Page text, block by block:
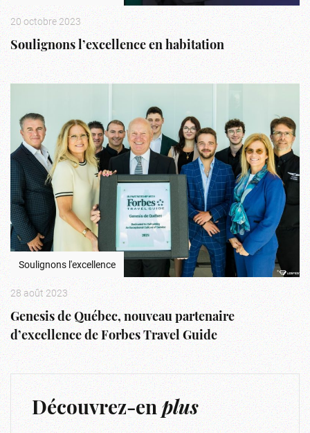
20 octobre 2023
Soulignons l’excellence en habitation
Soulignons l'excellence
28 août 2023
Genesis de Québec, nouveau partenaire
d’excellence de Forbes Travel Guide
Découvrez-enplus